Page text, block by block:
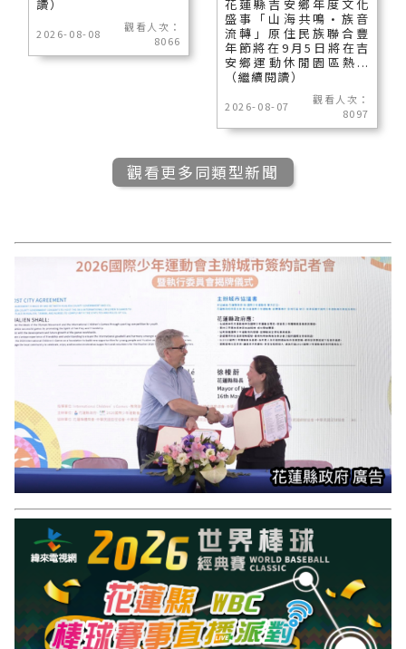
讀）
2026-08-08
觀看人次：
8066
花蓮縣吉安鄉年度文化
盛事「山海共鳴•族音
流轉」原住民族聯合豐
年節將在9月5日將在吉
安鄉運動休閒園區熱...
（繼續閱讀）
2026-08-07
觀看人次：
8097
觀看更多同類型新聞